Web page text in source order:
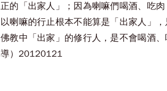
正的「出家人」；因為喇嘛們喝酒、吃
以喇嘛的行止根本不能算是「出家人」
佛教中「出家」的修行人，是不會喝酒
導）20120121